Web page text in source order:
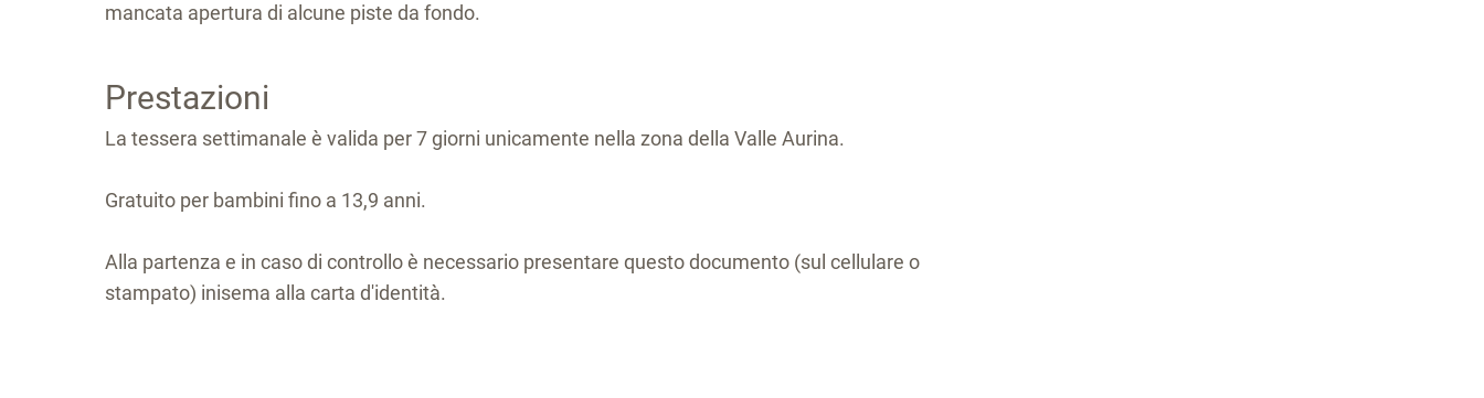
mancata apertura di alcune piste da fondo.
Prestazioni
La tessera settimanale è valida per 7 giorni unicamente nella zona della Valle Aurina.
Gratuito per bambini fino a 13,9 anni.
Alla partenza e in caso di controllo è necessario presentare questo documento (sul cellulare o
stampato) inisema alla carta d'identità.